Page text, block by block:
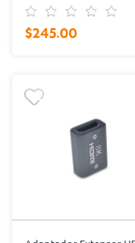
$245.00